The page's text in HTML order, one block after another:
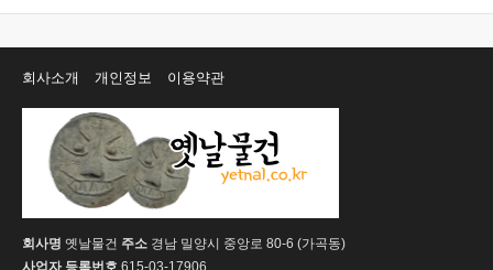
회사소개 개인정보 이용약관
회사명 옛날물건 주소 경남 밀양시 중앙로 80-6 (가곡동)
사업자 등록번호 615-03-17906